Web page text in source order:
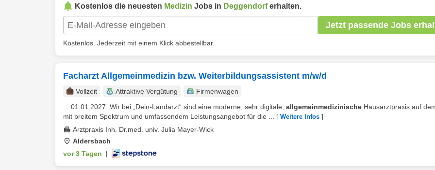
Kostenlos die neuesten Medizin Jobs in Deggendorferhalten.
Jetzt passende Jobs
Kostenlos. Jederzeit mit einem Klick abbestellbar.
Facharzt Allgemeinmedizin bzw. Weiterbildungsassistent m/w/d
Vollzeit Attraktive Vergütung
Firmenwagen
... 01.01.2027. Wir bei „Dein-Landarzt“ sind eine moderne, sehr digitale, allgemeinmedizinische Hausarztpraxis auf
mit breitem Spektrum und umfassendem Leistungsangebot für die ...
[ Weitere Infos ]
Arztpraxis Inh. Dr.med. univ. Julia Mayer-Wick
Aldersbach
vor 3 Tagen